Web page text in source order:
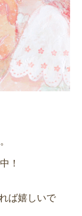
！
ば嬉しいで